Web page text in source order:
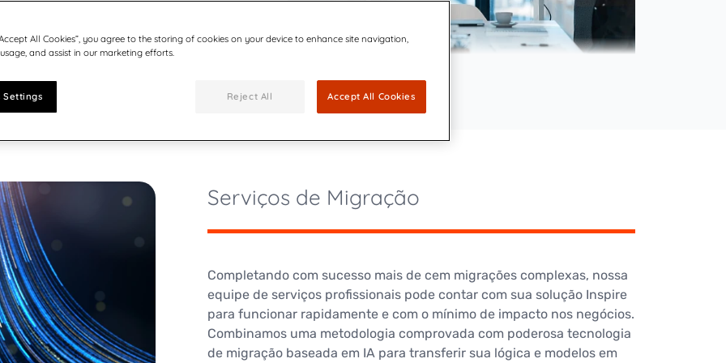
press releases, reports,
Be part of our team
Join our growing team of innovators
dedicated to keeping the connected
por IA
Inspire Flex Release 17: O ápice da transformação das
comunicaçõesion
A versão mais recente do software agora está disponível para
Serviços de Migração
Completando com sucesso mais de cem migrações complexas, nossa
equipe de serviços profissionais pode contar com sua solução Inspire
para funcionar rapidamente e com o mínimo de impacto nos negócios.
Combinamos uma metodologia comprovada com poderosa tecnologia
de migração baseada em IA para transferir sua lógica e modelos em
All Cookies”, you agree to the storing of cookies on your device to enhance site navigation,
and assist in our marketing efforts.
Settings Reject All Accept All Cookies